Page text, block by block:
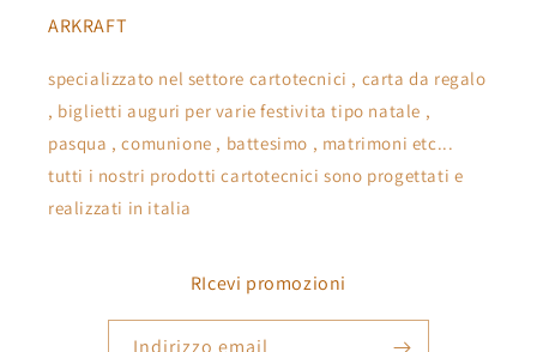
ARKRAFT
specializzato nel settore cartotecnici , carta da regalo
, biglietti auguri per varie festivita tipo natale ,
pasqua , comunione , battesimo , matrimoni etc...
tutti i nostri prodotti cartotecnici sono progettati e
realizzati in italia
RIcevi promozioni
Indirizzo email